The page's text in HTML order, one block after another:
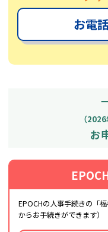
お電
（
お
EPOCHの人事手続きの「
からお手続きができます）